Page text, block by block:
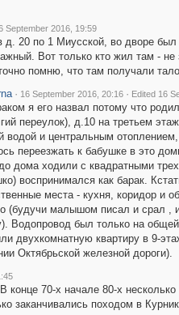
September 2016, 19:59
20 по 1 Миусской, во дворе
Вот только кто жил там -
помню, что там получали
· 16 September 2016, 20:16 · Edited 16
я его назвал потому что
переулок), д.10 на третьем
водой и центральным
переезжать к бабушке в это
дома ходили с квадратными
воспринимался как барак.
места - кухня, коридор и
(будучи малышом писал и срал ,
Водопровод был только на
двухкомнатную квартиру в 9-
Октябрьской железной дороги).
конце 70-х начале 80-х
заканчивались походом в